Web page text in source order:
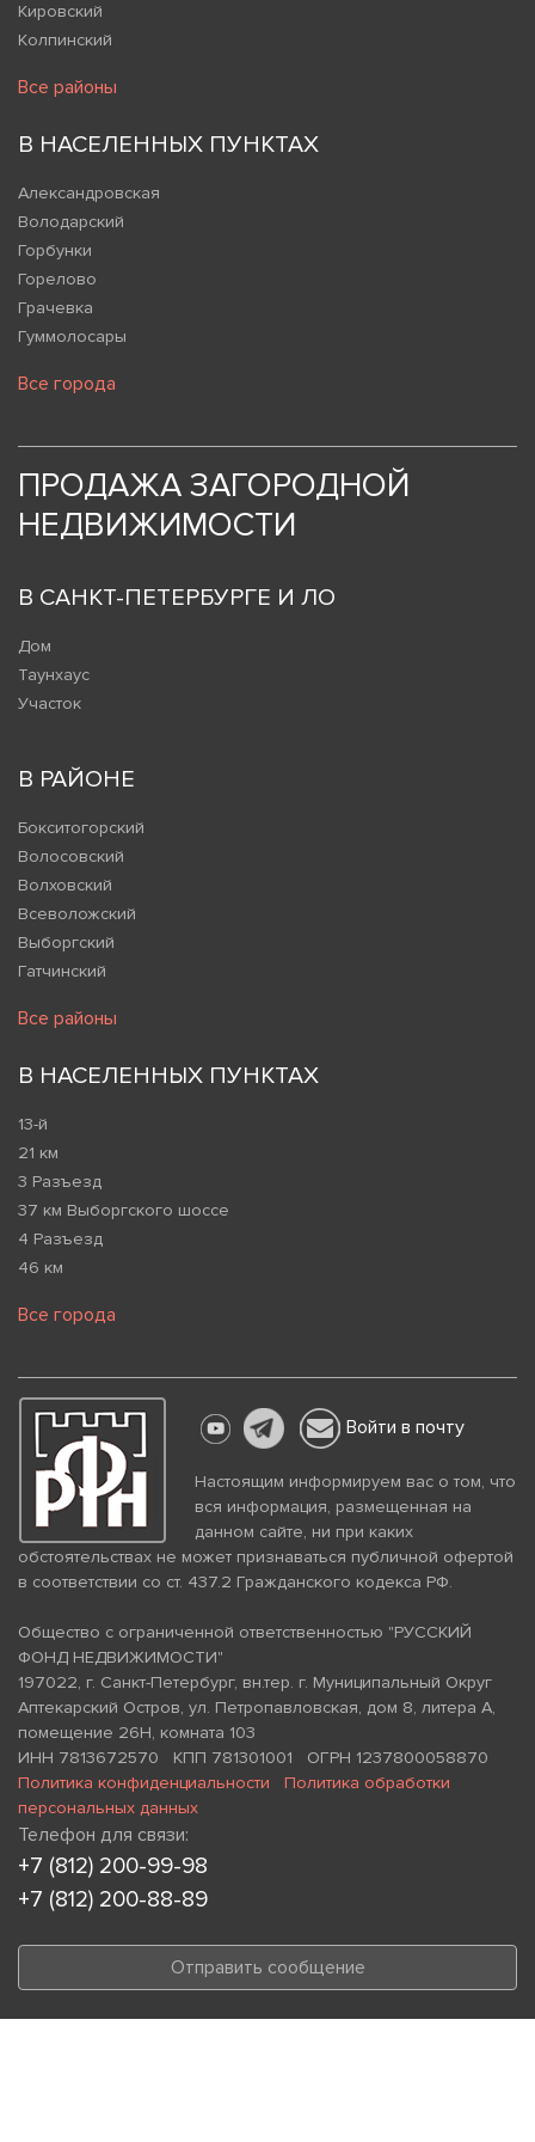
Кировский
Колпинский
Все районы
В НАСЕЛЕННЫХ ПУНКТАХ
Александровская
Володарский
Горбунки
Горелово
Грачевка
Гуммолосары
Все города
ПРОДАЖА ЗАГОРОДНОЙ
НЕДВИЖИМОСТИ
В САНКТ-ПЕТЕРБУРГЕ И ЛО
Дом
Таунхаус
Участок
В РАЙОНЕ
Бокситогорский
Волосовский
Волховский
Всеволожский
Выборгский
Гатчинский
Все районы
В НАСЕЛЕННЫХ ПУНКТАХ
13-й
21 км
3 Разъезд
37 км Выборгского шоссе
4 Разъезд
46 км
Все города
Войти в почту
Настоящим информируем вас о том, что
вся информация, размещенная на
данном сайте, ни при каких
обстоятельствах не может признаваться публичной офертой
в соответствии со ст. 437.2 Гражданского кодекса РФ.
Общество с ограниченной ответственностью "РУССКИЙ
ФОНД НЕДВИЖИМОСТИ"
197022, г. Санкт-Петербург, вн.тер. г. Муниципальный Округ
Аптекарский Остров, ул. Петропавловская, дом 8, литера А,
помещение 26Н, комната 103
ИНН 7813672570 КПП 781301001 ОГРН 1237800058870
Политика конфиденциальности
Политика обработки
персональных данных
Телефон для связи:
+7 (812) 200-99-98
+7 (812) 200-88-89
Отправить сообщение